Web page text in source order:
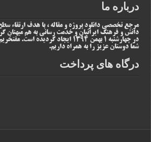
درباره ما
مرجع تخصصی دانلود پروژه و مقاله ، با هدف ارتقاء
دانش و فرهنگ ایرانیان و خدمت رسانی به هم میهنان
در چهارشنبه 1 بهمن 1394 ایجاد گردیده است.
شما دوستان عزیز را به همراه داریم.
درگاه های پرداخت